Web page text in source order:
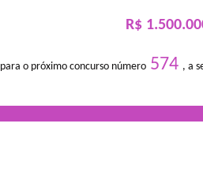
R$
o próximo concurso número 574 , a